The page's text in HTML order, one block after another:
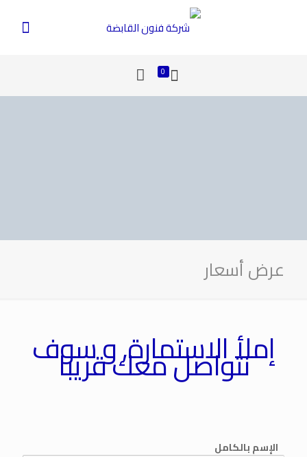
0
عرض أسعار
إملأ الاستمارة, و سوف
نتواصل معك قريبا
الإسم بالكامل